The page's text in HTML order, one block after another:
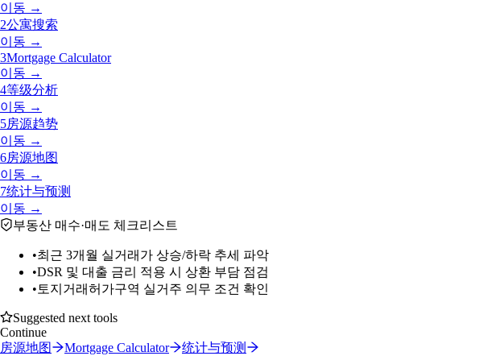
이동 →
2公寓搜索
이동 →
3Mortgage Calculator
이동 →
4等级分析
이동 →
5房源趋势
이동 →
6房源地图
이동 →
7统计与预测
이동 →
부동산 매수·매도 체크리스트
•최근 3개월 실거래가 상승/하락 추세 파악
•DSR 및 대출 금리 적용 시 상환 부담 점검
• 토지거래허가구역 실거주 의무 조건 확인
Suggested next tools
Continue
房源地图
Mortgage Calculator
统计与预测